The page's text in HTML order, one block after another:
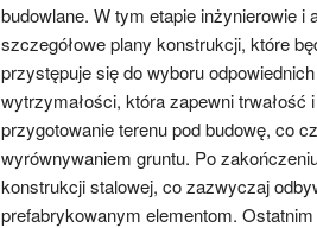
budowlane. W tym etapie inżynierowie
szczegółowe plany konstrukcji, które
przystępuje się do wyboru
wytrzymałości, która zapewni
przygotowanie terenu pod budowę, co
wyrównywaniem gruntu. Po
konstrukcji stalowej, co zazwyczaj
prefabrykowanym elementom.